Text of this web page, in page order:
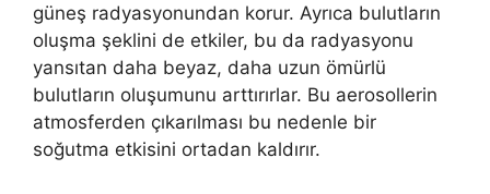
güneş radyasyonundan korur. Ayrıca bulutların
oluşma şeklini de etkiler, bu da radyasyonu
yansıtan daha beyaz, daha uzun ömürlü
bulutların oluşumunu arttırırlar. Bu aerosollerin
atmosferden çıkarılması bu nedenle bir
soğutma etkisini ortadan kaldırır.